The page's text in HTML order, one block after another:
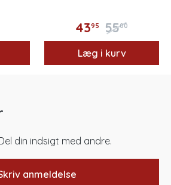
4395 5500
Læg i kurv
din indsigt med andre.
anmeldelse